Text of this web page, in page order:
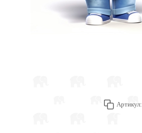
Артикул: